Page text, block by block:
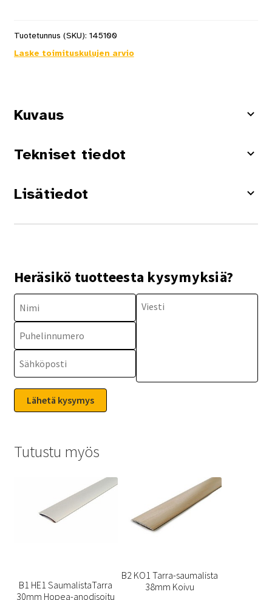
Tuotetunnus (SKU): 145100
Laske toimituskulujen arvio
Kuvaus
Tekniset tiedot
Lisätiedot
Heräsikö tuotteesta kysymyksiä?
Tutustu myös
B1 HE1 SaumalistaTarra
30mm Hopea-anodisoitu
B2 KO1 Tarra-saumalista
38mm Koivu